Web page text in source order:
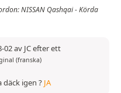
NISSAN Qashqai - Körda
av JC efter ett
(franska)
däck igen ? JA